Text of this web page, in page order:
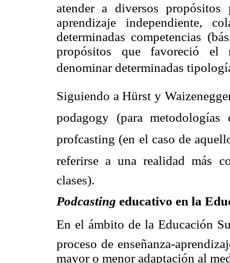
atender a diversos
aprendizaje independiente,
determinadas competencias
propósitos que favoreció el
denominar determinadas
Siguiendo a Hürst y
podagogy (para metodologías
profcasting (en el caso de
referirse a una realidad más
clases).
Podcasting educativo en la
En el ámbito de la Educación
proceso de enseñanza-
mayor o menor adaptación al